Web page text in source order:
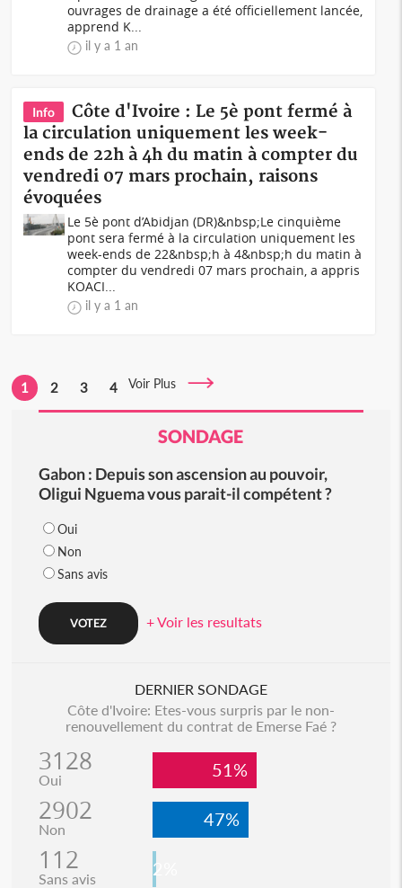
ouvrages de drainage a été officiellement lancée,
apprend K...
il y a 1 an
Info
Côte d'Ivoire : Le 5è pont fermé à
la circulation uniquement les week-
ends de 22h à 4h du matin à compter du
vendredi 07 mars prochain, raisons
évoquées
Le 5è pont d’Abidjan (DR)&nbsp;Le cinquième
pont sera fermé à la circulation uniquement les
week-ends de 22&nbsp;h à 4&nbsp;h du matin à
compter du vendredi 07 mars prochain, a appris
KOACI...
il y a 1 an
1 2 3 4 Voir Plus
SONDAGE
Gabon : Depuis son ascension au pouvoir,
Oligui Nguema vous parait-il compétent ?
Oui
Non
Sans avis
+ Voir les resultats
DERNIER SONDAGE
Côte d'Ivoire: Etes-vous surpris par le non-
renouvellement du contrat de Emerse Faé ?
3128
Oui 51%
2902
Non 47%
112
Sans avis 2%